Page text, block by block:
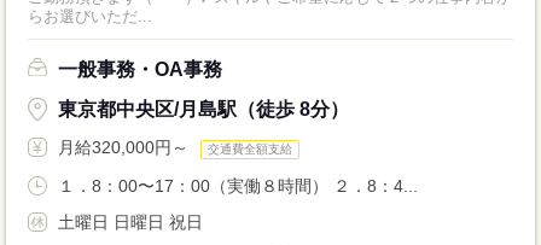
らお選びいただ...
一般事務・OA事務
東京都中央区/月島駅（徒歩 8分）
月給320,000円～ 交通費全額支給
１．8：00〜17：00（実働８時間） ２．8：4...
土曜日 日曜日 祝日